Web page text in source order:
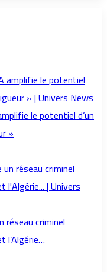
le potentiel d’un
»
réseau criminel
l’Algérie…